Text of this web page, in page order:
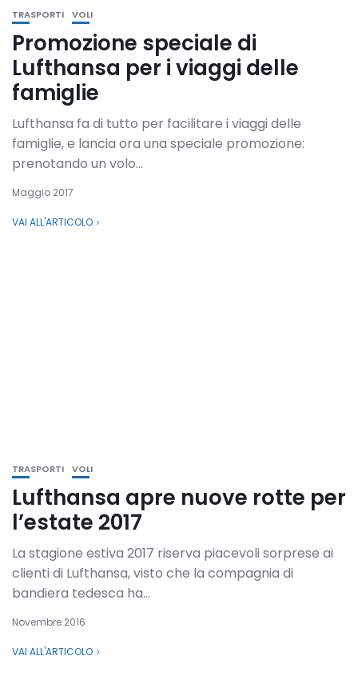
TRASPORTI VOLI
Promozione speciale di
Lufthansa per i viaggi delle
famiglie
Lufthansa fa di tutto per facilitare i viaggi delle
famiglie, e lancia ora una speciale promozione:
prenotando un volo...
Maggio 2017
VAI ALL'ARTICOLO
TRASPORTI VOLI
Lufthansa apre nuove rotte per
l’estate 2017
La stagione estiva 2017 riserva piacevoli sorprese ai
clienti di Lufthansa, visto che la compagnia di
bandiera tedesca ha...
Novembre 2016
VAI ALL'ARTICOLO